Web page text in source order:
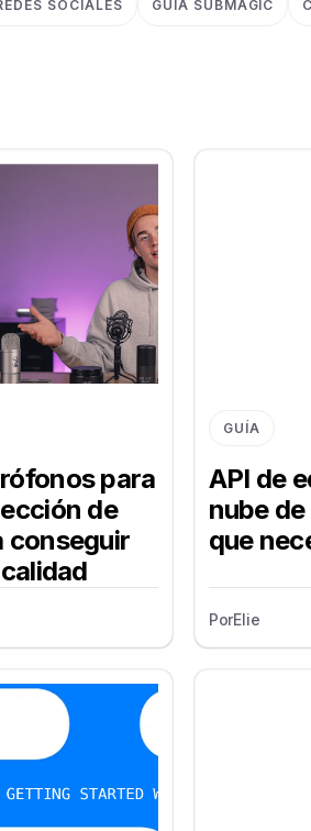
SOCIALES GUÍA SUBMAGIC
para
de
conseguir
GUÍA
API de
nube
que
PorElie